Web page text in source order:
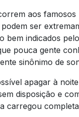
aos famosos
ser
bem indicados
pouca gente
sinônimo de
apagar à
disposição e
carregou